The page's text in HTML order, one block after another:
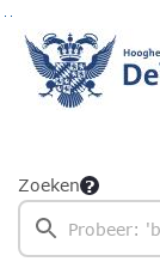
Zoeken